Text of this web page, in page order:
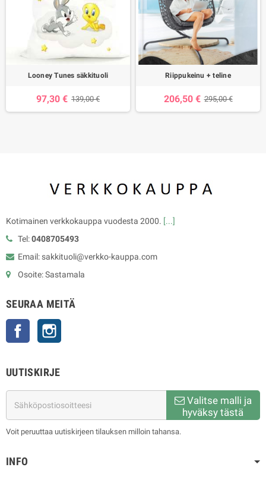
Looney Tunes säkkituoli
97,30 € 139,00 €
Riippukeinu + teline
206,50 € 295,00 €
Kotimainen verkkokauppa vuodesta 2000. [...]
Tel:0408705493
Email: sakkituoli@verkko-kauppa.com
Osoite: Sastamala
SEURAA MEITÄ
Facebook
UUTISKIRJE
Valitse malli ja
hyväksy tästä
Voit peruuttaa uutiskirjeen tilauksen milloin tahansa.
INFO